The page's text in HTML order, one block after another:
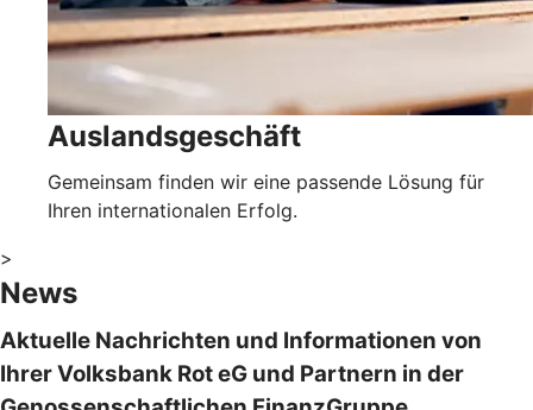
Auslandsgeschäft
Gemeinsam finden wir eine passende Lösung für
Ihren internationalen Erfolg.
>
News
Aktuelle Nachrichten und Informationen von
Ihrer Volksbank Rot eG und Partnern in der